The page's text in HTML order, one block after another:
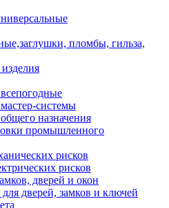
пломбы, гильза,
системы
назначения
промышленного
рисков
рисков
дверей и окон
дверей, замков и ключей